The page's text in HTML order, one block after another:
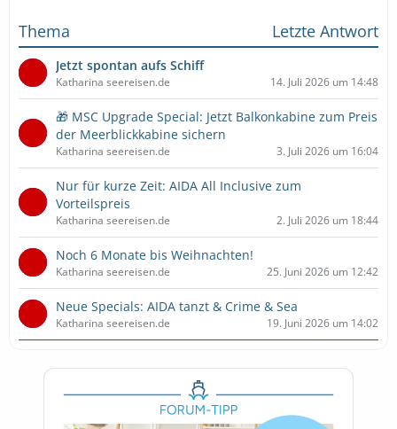
Thema
Letzte Antwort
Jetzt spontan aufs Schiff
Katharina seereisen.de 14. Juli 2026 um 14:48
🎁 MSC Upgrade Special: Jetzt Balkonkabine zum Preis
der Meerblickkabine sichern
Katharina seereisen.de 3. Juli 2026 um 16:04
Nur für kurze Zeit: AIDA All Inclusive zum
Vorteilspreis
Katharina seereisen.de 2. Juli 2026 um 18:44
Noch 6 Monate bis Weihnachten!
Katharina seereisen.de 25. Juni 2026 um 12:42
Neue Specials: AIDA tanzt & Crime & Sea
Katharina seereisen.de 19. Juni 2026 um 14:02